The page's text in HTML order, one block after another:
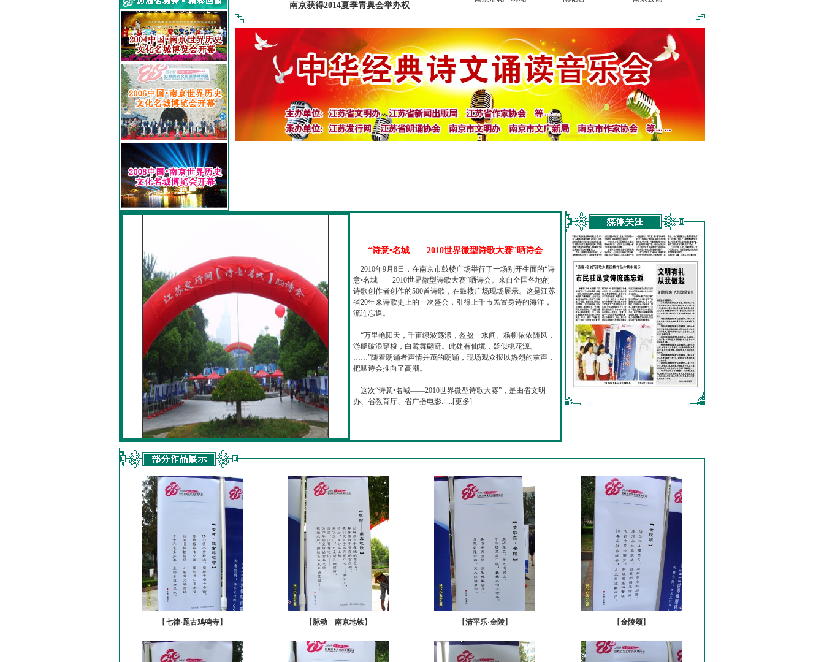
南京获得2014夏季青奥会举办权
“诗意•名城——2010世界微型诗歌大赛”晒诗会
2010年9月8日，在南京市鼓楼广场举行了一场别开生面的“诗
意•名城——2010世界微型诗歌大赛”晒诗会。来自全国各地的
诗歌创作者创作的500首诗歌，在鼓楼广场现场展示。这是江苏
省20年来诗歌史上的一次盛会，引得上千市民置身诗的海洋，
流连忘返。
“万里艳阳天，千亩绿波荡漾，盈盈一水间。杨柳依依随风，
游艇破浪穿梭，白鹭舞翩跹。此处有仙境，疑似桃花源。
……”随着朗诵者声情并茂的朗诵，现场观众报以热烈的掌声，
把晒诗会推向了高潮。
这次“诗意•名城——2010世界微型诗歌大赛”，是由省文明
办、省教育厅、省广播电影......[更多]
【七律·题古鸡鸣寺】 【脉动—南京地铁】 【清平乐·金陵】 【金陵颂】